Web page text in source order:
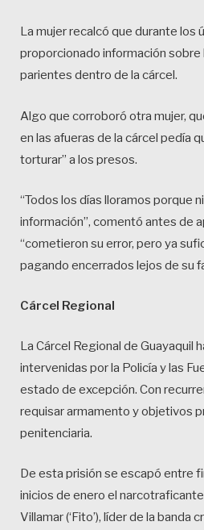
La mujer recalcó que durante los
proporcionado información sobre
parientes dentro de la cárcel.
Algo que corroboró otra mujer,
en las afueras de la cárcel pedía
torturar” a los presos.
“Todos los días lloramos porque
información”, comentó antes de
“cometieron su error, pero ya
pagando encerrados lejos de su
Cárcel Regional
La Cárcel Regional de Guayaquil
intervenidas por la Policía y las
estado de excepción. Con
requisar armamento y objetivos
penitenciaria.
De esta prisión se escapó entre
inicios de enero el
Villamar (‘Fito’), líder de la banda